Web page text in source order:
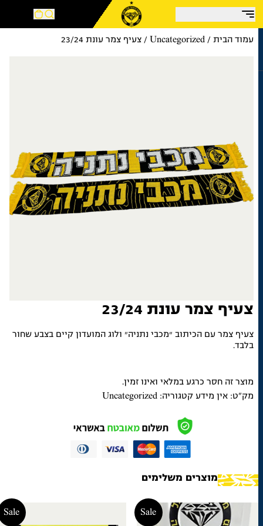
עמוד הבית/
Uncategorized/ צעיף צמר עונת 23/24
צעיף צמר עונת 23/24
צעיף צמר עם הכיתוב ״מכבי נתניה״ ולוג המועדון קיים בצבע שחור
בלבד.
מוצר זה חסר כרגע במלאי ואינו זמין.
מק"ט: אין מידע קטגוריה: Uncategorized
מוצרים משלימים
Sale
Sale